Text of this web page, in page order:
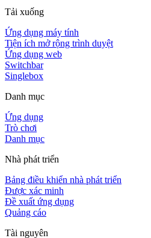
Tải xuống
Ứng dụng máy tính
Tiện ích mở rộng trình duyệt
Ứng dụng web
Switchbar
Singlebox
Danh mục
Ứng dụng
Trò chơi
Danh mục
Nhà phát triển
Bảng điều khiển nhà phát triển
Được xác minh
Đề xuất ứng dụng
Quảng cáo
Tài nguyên